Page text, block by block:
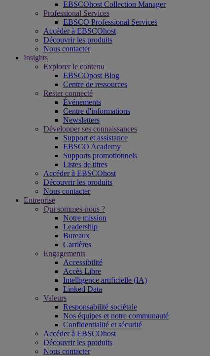
EBSCOhost Collection Manager
Professional Services
EBSCO Professional Services
Accéder à EBSCOhost
Découvrir les produits
Nous contacter
Insights
Explorer le contenu
EBSCOpost Blog
Centre de ressources
Rester connecté
Événements
Centre d'informations
Newsletters
Développer ses connaissances
Support et assistance
EBSCO Academy
Supports promotionnels
Listes de titres
Accéder à EBSCOhost
Découvrir les produits
Nous contacter
Entreprise
Qui sommes-nous ?
Notre mission
Leadership
Bureaux
Carrières
Engagements
Accessibilité
Accès Libre
Intelligence artificielle (IA)
Linked Data
Valeurs
Responsabilité sociétale
Nos équipes et notre communauté
Confidentialité et sécurité
Accéder à EBSCOhost
Découvrir les produits
Nous contacter